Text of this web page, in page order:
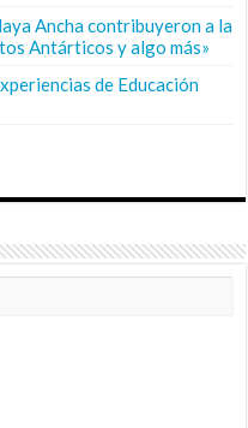
Ancha contribuyeron a la
Antárticos y algo más»
de Educación